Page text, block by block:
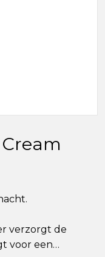
verzorgt de
voor een